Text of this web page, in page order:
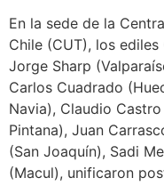
En la sede de la
Chile (CUT), los
Jorge Sharp
Carlos Cuadrado
Navia), Claudio
Pintana), Juan
(San Joaquín), Sadi
(Macul), unificaron